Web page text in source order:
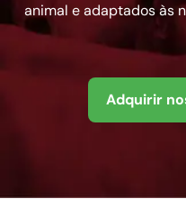
animal e adaptados às
Adquirir